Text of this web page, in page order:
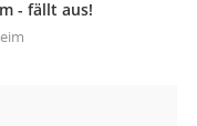
- fällt aus!